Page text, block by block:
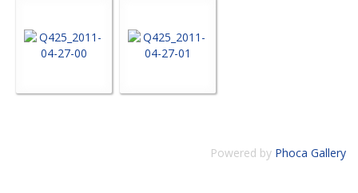
Powered by Phoca Gallery